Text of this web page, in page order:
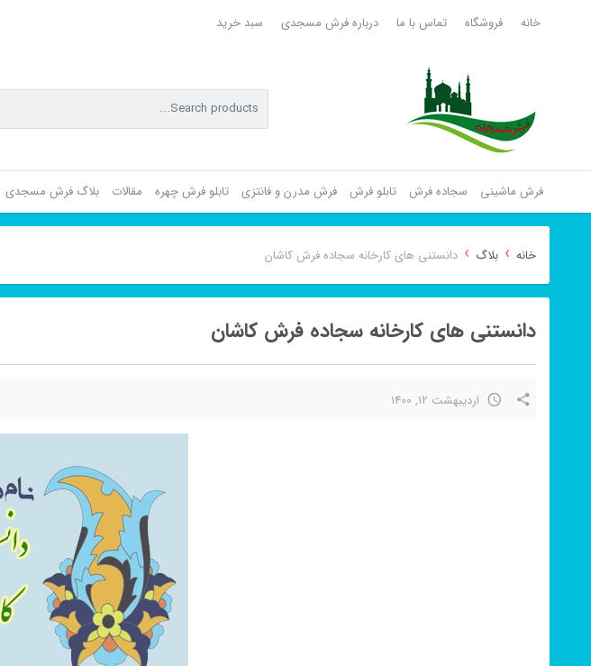
خانه فروشگاه تماس با ما درباره فرش مسجدی سبد خرید
فرش ماشینی سجاده فرش تابلو فرش فرش مدرن و فانتزی تابلو فرش چهره مقالات بلاگ فرش مسجدی
خانه › بلاگ › دانستنی های کارخانه سجاده فرش کاشان
دانستنی های کارخانه سجاده فرش کاشان
اردیبهشت 12, 1400